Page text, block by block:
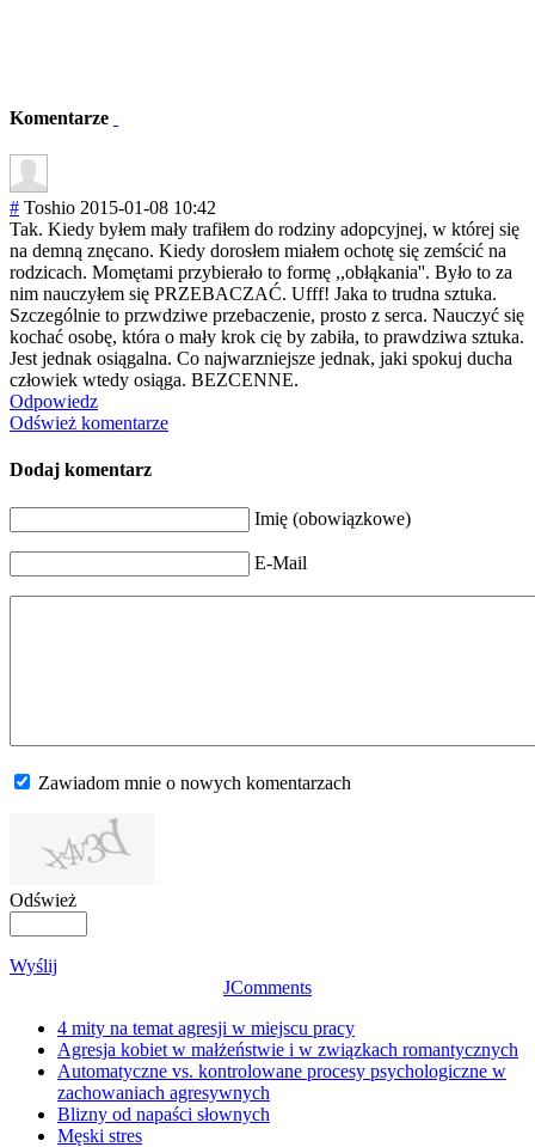
Komentarze
# Toshio 2015-01-08 10:42
Tak. Kiedy byłem mały trafiłem do rodziny adopcyjnej, w której się
na demną znęcano. Kiedy dorosłem miałem ochotę się zemścić na
rodzicach. Momętami przybierało to formę ,,obłąkania''. Było to za
nim nauczyłem się PRZEBACZAĆ. Ufff! Jaka to trudna sztuka.
Szczególnie to przwdziwe przebaczenie, prosto z serca. Nauczyć się
kochać osobę, która o mały krok cię by zabiła, to prawdziwa sztuka.
Jest jednak osiągalna. Co najwarzniejsze jednak, jaki spokuj ducha
człowiek wtedy osiąga. BEZCENNE.
Odpowiedz
Odśwież komentarze
Dodaj komentarz
Imię (obowiązkowe)
E-Mail
Zawiadom mnie o nowych komentarzach
Odśwież
Wyślij
JComments
4 mity na temat agresji w miejscu pracy
Agresja kobiet w małżeństwie i w związkach romantycznych
Automatyczne vs. kontrolowane procesy psychologiczne w
zachowaniach agresywnych
Blizny od napaści słownych
Męski stres